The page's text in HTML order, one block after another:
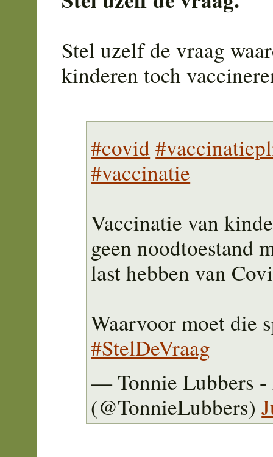
Stel uzelf de vraag
kinderen toch
#covid
#vaccinatie
Vaccinatie van
geen noodtoestand
last hebben van
Waarvoor moet die
#StelDeVraag
— Tonnie Lubbers
(@TonnieLubbers)